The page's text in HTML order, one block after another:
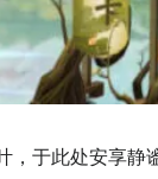
于此处安享静